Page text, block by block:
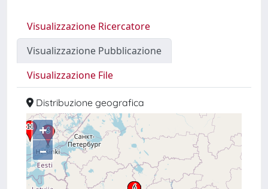
Visualizzazione Ricercatore
Visualizzazione Pubblicazione
Visualizzazione File
Distribuzione geografica
+
–